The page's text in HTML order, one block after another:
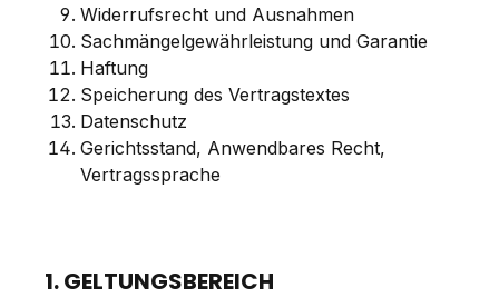
Widerrufsrecht und Ausnahmen
Sachmängelgewährleistung und Garantie
Haftung
Speicherung des Vertragstextes
Datenschutz
Gerichtsstand, Anwendbares Recht,
Vertragssprache
1. GELTUNGSBEREICH